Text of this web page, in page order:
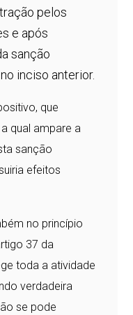
pelos
e após
sanção
inciso anterior.
que
qual ampare a
sanção
efeitos
no princípio
37 da
toda a atividade
verdadeira
se pode